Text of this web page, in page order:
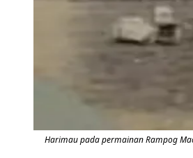
Harimau pada permainan Rampog